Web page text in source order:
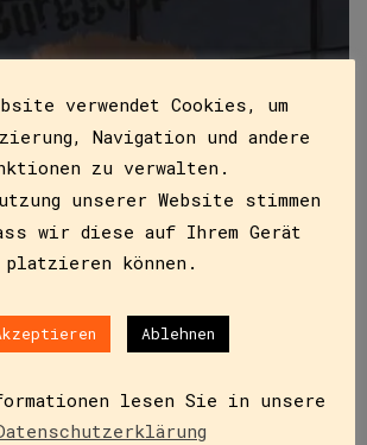
verwendet Cookies, um
Navigation und andere
zu verwalten.
unserer Website stimmen
wir diese auf Ihrem Gerät
platzieren können.
Ablehnen
lesen Sie in unsere